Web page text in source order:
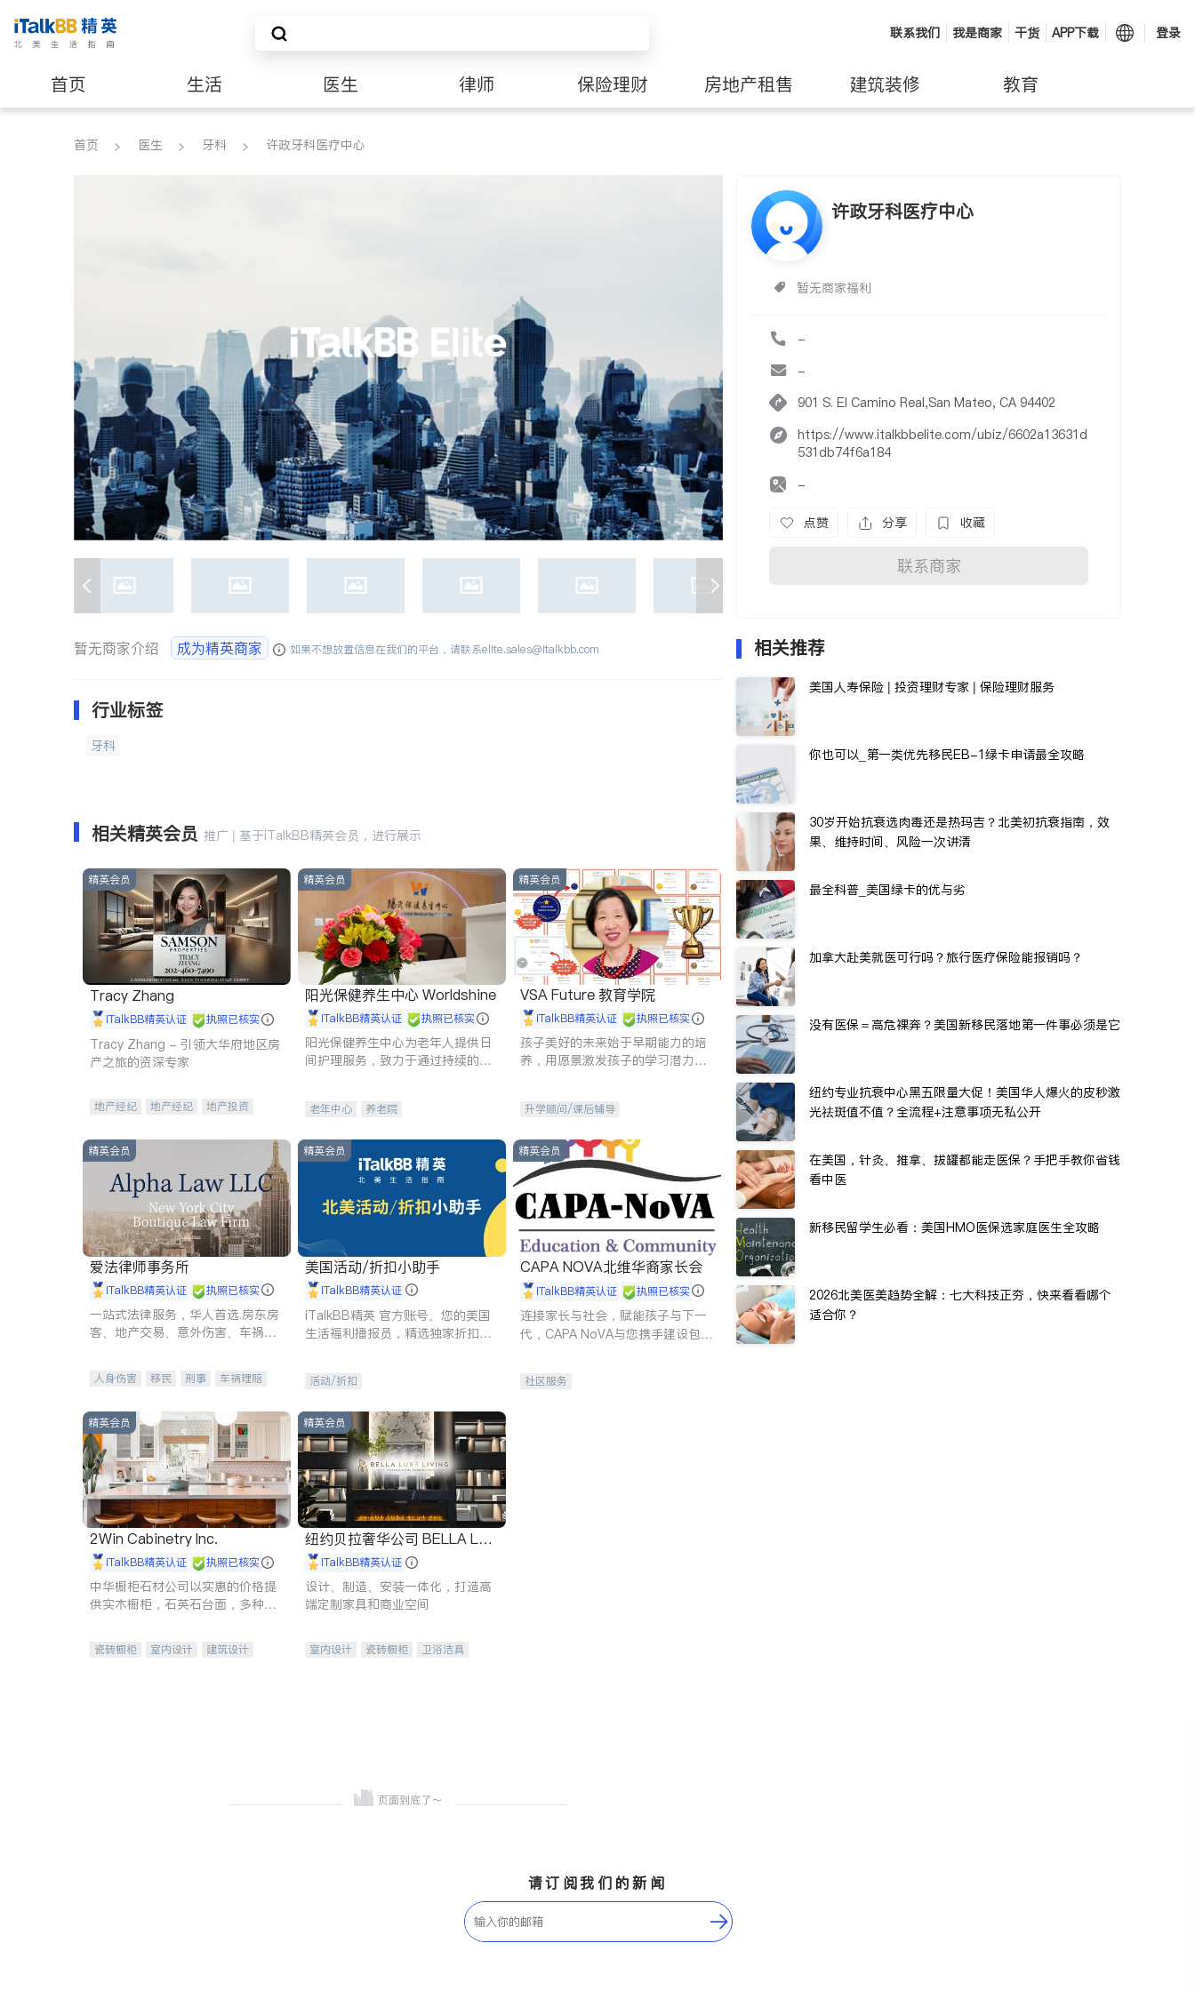
联系我们 我是商家 干货 APP下载 登录
首页 生活 医生 律师 保险理财 房地产租售 建筑装修 教育
养老 非盈利组织
首页 医生 牙科 许政牙科医疗中心
许政牙科医疗中心
暂无商家福利
-
-
901 S. El Camino Real,San Mateo, CA 94402
https://www.italkbbelite.com/ubiz/6602a13631d
531db74f6a184
-
点赞 分享 收藏
联系商家
暂无商家介绍 成为精英商家 如果不想放置信息在我们的平台，请联系elite.sales@italkbb.com
行业标签
牙科
相关精英会员 推广 | 基于iTalkBB精英会员，进行展示
精英会员
Tracy Zhang
iTalkBB精英认证 执照已核实
Tracy Zhang - 引领大华府地区房
产之旅的资深专家
地产经纪 地产经纪
地产投资
精英会员
阳光保健养生中心 Worldshine
iTalkBB精英认证 执照已核实
阳光保健养生中心为老年人提供日
间护理服务，致力于通过持续的护
老年中心 养老院
精英会员
VSA Future 教育学院
iTalkBB精英认证 执照已核实
孩子美好的未来始于早期能力的培
养，用愿景激发孩子的学习潜力和
升学顾问/课后辅导
精英会员
爱法律师事务所
iTalkBB精英认证 执照已核实
一站式法律服务，华人首选.房东房
客、地产交易、意外伤害、车祸重
人身伤害 移民 刑事
车祸理赔
商标注册
索赔 律师-其它 保释
精英会员
美国活动/折扣小助手
iTalkBB精英认证
iTalkBB精英 官方账号。您的美国
生活福利播报员，精选独家折扣、
活动/折扣
精英会员
CAPA NOVA北维华裔家长会
iTalkBB精英认证 执照已核实
连接家长与社会，赋能孩子与下一
代，CAPA NoVA与您携手建设包
社区服务
精英会员
2Win Cabinetry Inc.
iTalkBB精英认证 执照已核实
中华橱柜石材公司以实惠的价格提
供实木橱柜，石英石台面，多种优
机。品质厨房，家的选择。
瓷砖橱柜 室内设计
建筑设计
精英会员
纽约贝拉奢华公司 BELLA LUX
E iTalkBB精英认证
设计、制造、安装一体化，打造高
端定制家具和商业空间
室内设计 瓷砖橱柜
卫浴洁具
相关推荐
美国人寿保险 | 投资理财专家 | 保险理财服务
你也可以_第一类优先移民EB-1绿卡申请最全攻略
30岁开始抗衰选肉毒还是热玛吉？北美初抗衰指南，效
果、维持时间、风险一次讲清
最全科普_美国绿卡的优与劣
加拿大赴美就医可行吗？旅行医疗保险能报销吗？
没有医保＝高危裸奔？美国新移民落地第一件事必须是它
纽约专业抗衰中心黑五限量大促！美国华人爆火的皮秒激
光祛斑值不值？全流程+注意事项无私公开
在美国，针灸、推拿、拔罐都能走医保？手把手教你省钱
看中医
新移民留学生必看：美国HMO医保选家庭医生全攻略
2026北美医美趋势全解：七大科技正夯，快来看看哪个
适合你？
请订阅我们的新闻